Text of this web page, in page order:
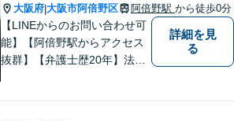
大阪府|大阪市阿倍野区 阿倍野駅 から徒歩0分
【LINEからのお問い合わせ可
能】【阿倍野駅からアクセス
抜群】【弁護士歴20年】法テ
詳細を見
る